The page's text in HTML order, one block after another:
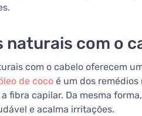
naturais com o
com o cabelo oferecem
de coco é um dos
fibra capilar. Da mesma
e acalma irritações.